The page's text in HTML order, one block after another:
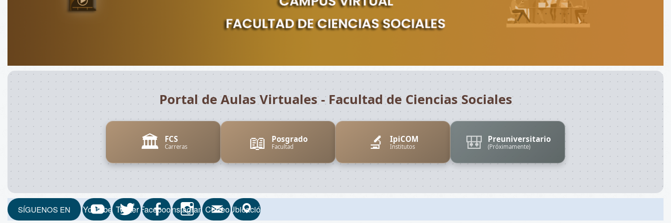
Portal de Aulas Virtuales - Facultad de Ciencias Sociales
🏛️ FCS
Carreras 📖 Posgrado
Facultad 🔬 IpiCOM
Institutos 🎒 Preuniversitario
(Próximamente)
SÍGUENOS EN Youtube TwitterFacebookInstagramCorreoUbicación